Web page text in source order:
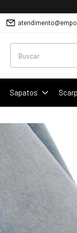
Sapatos